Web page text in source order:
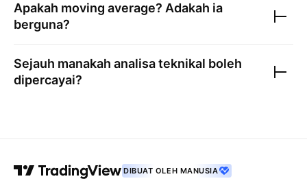
Apakah moving average? Adakah ia
berguna?
Sejauh manakah analisa teknikal boleh
dipercayai?
DIBUAT OLEH MANUSIA